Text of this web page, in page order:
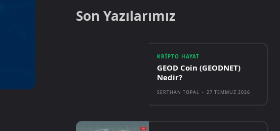
Son Yazılarımız
KRIPTO HAYAT
GEOD Coin (GEODNET)
Nedir?
SERTHAN TOPAL - 27 TEMMUZ 2026